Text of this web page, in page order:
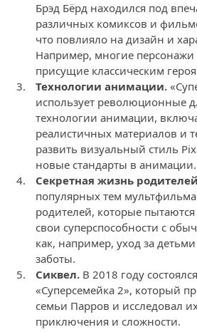
Брэд Бёрд находился под
различных комиксов и
что повлияло на дизайн и
Например, многие
присущие классическим
Технологии анимации.
использует революционные
технологии анимации,
реалистичных материалов и
развить визуальный стиль
новые стандарты в анимации.
Секретная жизнь
популярных тем мультфильма
родителей, которые
свои суперспособности с
как, например, уход за
заботы.
Сиквел. В 2018 году
«Суперсемейка 2», который
семьи Парров и исследовал
приключения и сложности.